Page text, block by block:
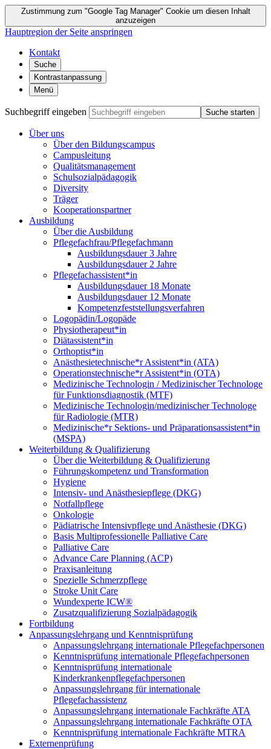
Zustimmung zum "Google Tag Manager" Cookie um diesen Inhalt
anzuzeigen
Hauptregion der Seite anspringen
Kontakt
Suche
Kontrastanpassung
Menü
Suchbegriff eingeben Suche starten
Über uns
Über den Bildungscampus
Campusleitung
Qualitätsmanagement
Schulsozialpädagogik
Diversity
Träger
Kooperationspartner
Ausbildung
Über die Ausbildung
Pflegefachfrau/Pflegefachmann
Ausbildungsdauer 3 Jahre
Ausbildungsdauer 2 Jahre
Pflegefachassistent*in
Ausbildungsdauer 18 Monate
Ausbildungsdauer 12 Monate
Kompetenzfeststellungsverfahren
Logopädin/Logopäde
Physiotherapeut*in
Diätassistent*in
Orthoptist*in
Anästhesietechnische*r Assistent*in (ATA)
Operationstechnische*r Assistent*in (OTA)
Medizinische Technologin / Medizinischer Technologe
für Funktionsdiagnostik (MTF)
Medizinische Technologin/medizinischer Technologe
für Radiologie (MTR)
Medizinische*r Sektions- und Präparationsassistent*in
(MSPA)
Weiterbildung & Qualifizierung
Über die Weiterbildung & Qualifizierung
Führungskompetenz und Transformation
Hygiene
Intensiv- und Anästhesiepflege (DKG)
Notfallpflege
Onkologie
Pädiatrische Intensivpflege und Anästhesie (DKG)
Basis Multiprofessionelle Palliative Care
Palliative Care
Advance Care Planning (ACP)
Praxisanleitung
Spezielle Schmerzpflege
Stroke Unit Care
Wundexperte ICW®
Zusatzqualifizierung Sozialpädagogik
Fortbildung
Anpassungslehrgang und Kenntnisprüfung
Anpassungslehrgang internationale Pflegefachpersonen
Kenntnisprüfung internationale Pflegefachpersonen
Kenntnisprüfung internationale
Kinderkrankenpflegefachpersonen
Anpassungslehrgang für internationale
Pflegefachassistenz
Anpassungslehrgang internationale Fachkräfte ATA
Anpassungslehrgang internationale Fachkräfte OTA
Kenntnisprüfung internationale Fachkräfte MTRA
Externenprüfung